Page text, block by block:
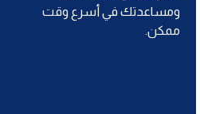
ومساعدتك في أسرع وقت
ممكن.